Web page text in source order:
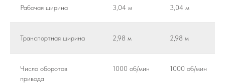
Рабочая ширина 3,04 м 3,04 м
Транспортная ширина 2,98 м 2,98 м
Число оборотов
привода
1000 об/мин 1000 об/мин